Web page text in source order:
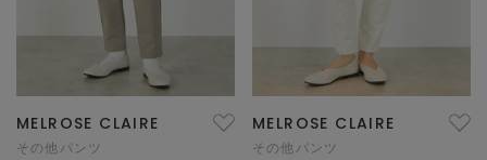
MELROSE CLAIRE
その他パンツ
MELROSE CLAIRE
その他パンツ